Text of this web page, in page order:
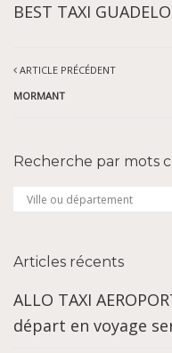
BEST TAXI
ARTICLE PRÉCÉDENT
MORMANT
Recherche par mots
Articles récents
ALLO TAXI
départ en voyage